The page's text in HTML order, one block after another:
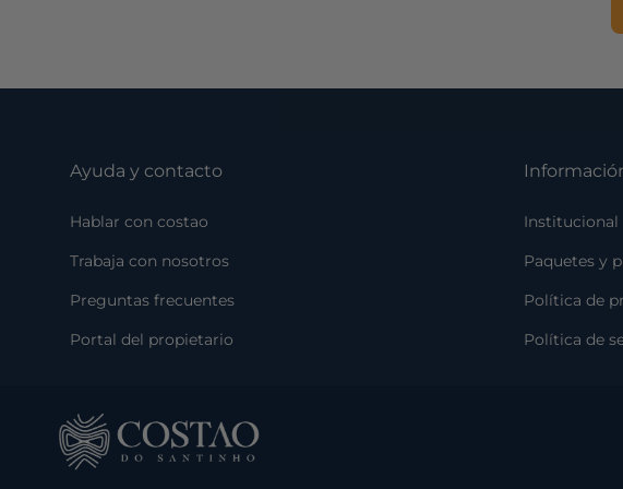
Ayuda y contacto
Hablar con costao
Trabaja con nosotros
Preguntas frecuentes
Portal del propietario
Institucional
Paquetes y
Política de
Política de